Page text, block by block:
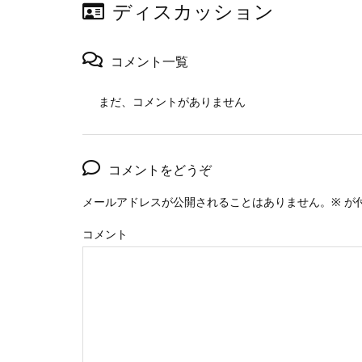
ディスカッション
コメント一覧
まだ、コメントがありません
コメントをどうぞ
メールアドレスが公開されることはありません。 ※ が
コメント